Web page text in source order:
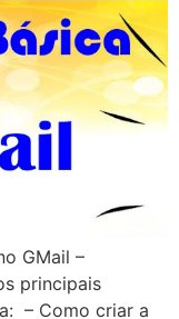
GMail –
principais
– Como criar a